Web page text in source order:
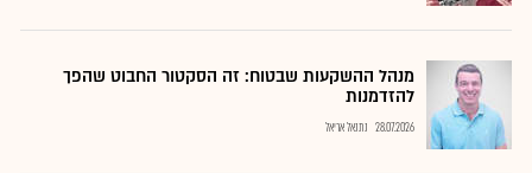
מנהל ההשקעות שבטוח: זה הסקטור החבוט שהפך
להזדמנות
28.07.2026 נתנאל אריאל